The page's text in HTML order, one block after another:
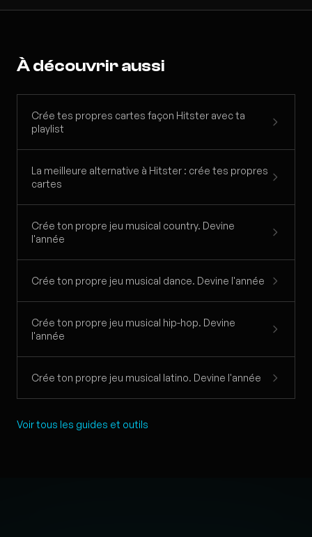
À découvrir aussi
Crée tes propres cartes façon Hitster avec ta
playlist
La meilleure alternative à Hitster : crée tes propres
cartes
Crée ton propre jeu musical country. Devine
l'année
Crée ton propre jeu musical dance. Devine l'année
Crée ton propre jeu musical hip-hop. Devine
l'année
Crée ton propre jeu musical latino. Devine l'année
Voir tous les guides et outils